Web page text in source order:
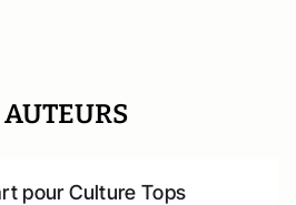
AUTEURS
pour Culture Tops